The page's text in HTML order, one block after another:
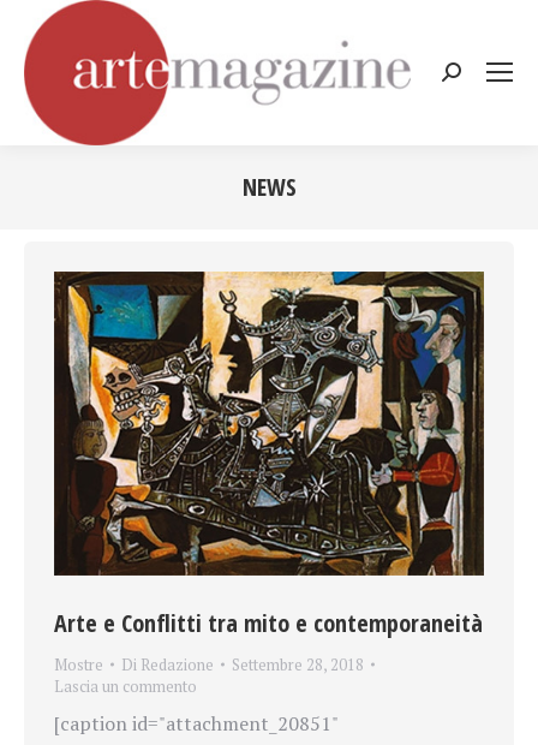
Cerca:
NEWS
Arte e Conflitti tra mito e contemporaneità
Mostre Di Redazione
Settembre 28, 2018
Lascia un commento
[caption id="attachment_20851"